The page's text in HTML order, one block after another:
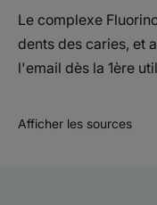
Le complexe
dents des caries, et
l'email dès la 1ère
Afficher les sources